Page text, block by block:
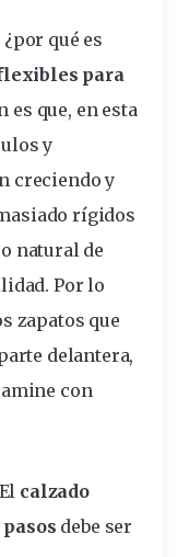
qué es
para
es que, en esta
y
creciendo y
rígidos
natural de
Por lo
zapatos que
delantera,
con
calzado
debe ser